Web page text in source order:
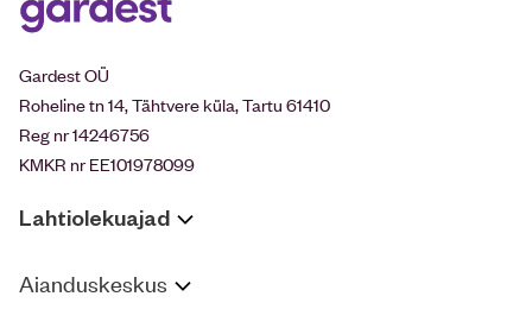
Gardest OÜ
Roheline tn 14, Tähtvere küla, Tartu 61410
Reg nr 14246756
KMKR nr EE101978099
Lahtiolekuajad
Aianduskeskus